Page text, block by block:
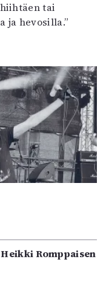
tai
ja hevosilla.”
Heikki Romppaisen